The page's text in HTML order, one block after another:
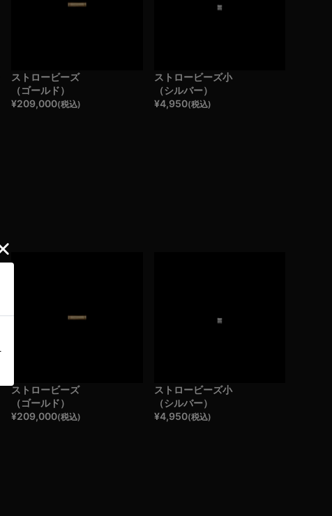
ストロービーズ
（ゴールド）
¥209,000(税込)
ストロービーズ小
（シルバー）
¥4,950(税込)
ストロービーズ
（ゴールド）
¥209,000(税込)
ストロービーズ小
（シルバー）
¥4,950(税込)